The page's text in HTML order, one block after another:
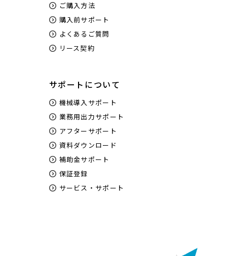
ご購入方法
購入前サポート
よくあるご質問
リース契約
サポートについて
機械導入サポート
業務用出力サポート
アフターサポート
資料ダウンロード
補助金サポート
保証登録
サービス・サポート